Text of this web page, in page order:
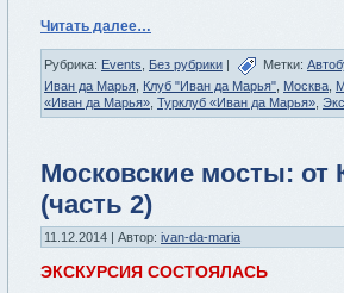
Читать далее…
Рубрика: Events Без рубрики | Метки:
Иван да Марья Клуб "Иван да Марья" Москва
«Иван да Марья» Турклуб «Иван да Марья»
Московские мосты: от
(часть 2)
11.12.2014 | Автор: ivan-da-maria
ЭКСКУРСИЯ СОСТОЯЛАСЬ